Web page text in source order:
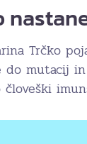
Trčko
mutacij
človeški